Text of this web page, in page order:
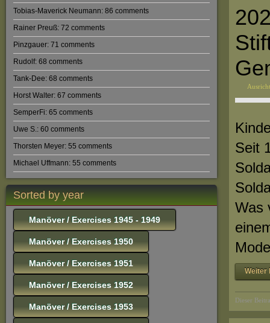
Tobias-Maverick Neumann: 86 comments
Rainer Preuß: 72 comments
Pinzgauer: 71 comments
Rudolf: 68 comments
Tank-Dee: 68 comments
Horst Walter: 67 comments
SemperFi: 65 comments
Uwe S.: 60 comments
Thorsten Meyer: 55 comments
Michael Uffmann: 55 comments
Sorted by year
Manöver / Exercises 1945 - 1949
Manöver / Exercises 1950
Manöver / Exercises 1951
Manöver / Exercises 1952
Manöver / Exercises 1953
Seit
Was
Weiter
Dieser